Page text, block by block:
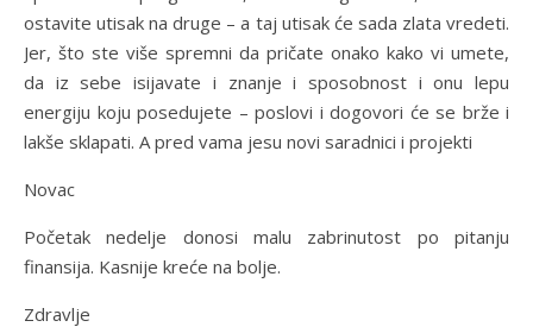
ostavite utisak na druge – a taj utisak će sada zlata vredeti.
Jer, što ste više spremni da pričate onako kako vi umete,
da iz sebe isijavate i znanje i sposobnost i onu lepu
energiju koju posedujete – poslovi i dogovori će se brže i
lakše sklapati. A pred vama jesu novi saradnici i projekti
Novac
Početak nedelje donosi malu zabrinutost po pitanju
finansija. Kasnije kreće na bolje.
Zdravlje